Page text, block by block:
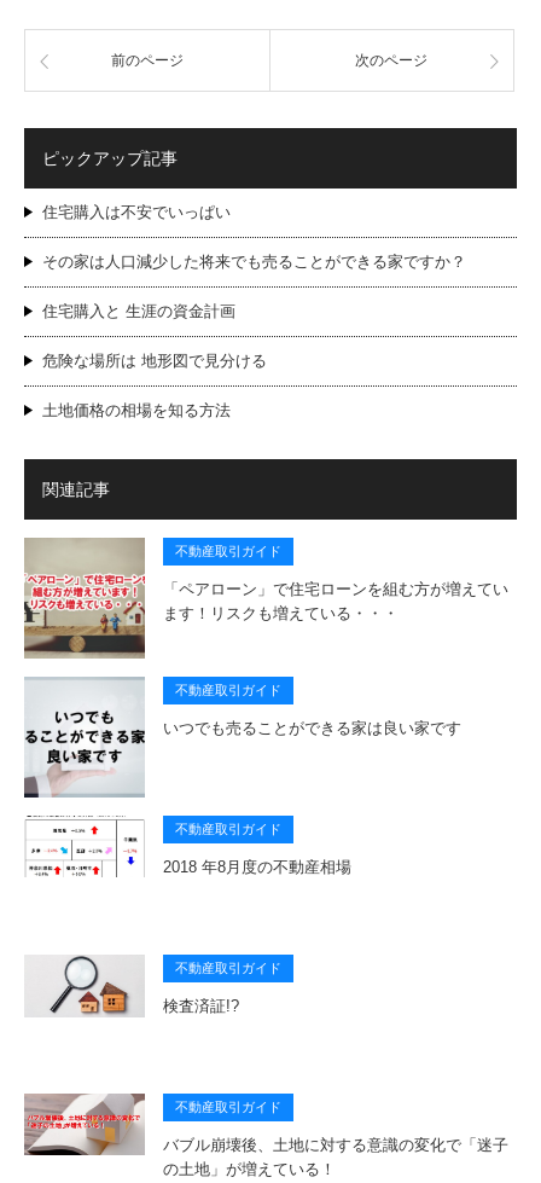
前のページ 次のページ
ピックアップ記事
住宅購入は不安でいっぱい
その家は人口減少した将来でも売ることができる家ですか？
住宅購入と 生涯の資金計画
危険な場所は 地形図で見分ける
土地価格の相場を知る方法
関連記事
不動産取引ガイド
「ペアローン」で住宅ローンを組む方が増えてい
ます！リスクも増えている・・・
不動産取引ガイド
いつでも売ることができる家は良い家です
不動産取引ガイド
2018 年8月度の不動産相場
不動産取引ガイド
検査済証!?
不動産取引ガイド
バブル崩壊後、土地に対する意識の変化で「迷子
の土地」が増えている！